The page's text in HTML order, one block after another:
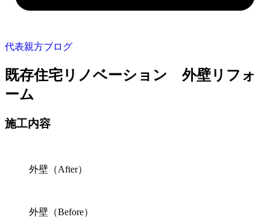
代表親方ブログ
既存住宅リノベーション 外壁リフォ
ーム
施工内容
外壁（After）
外壁（Before）